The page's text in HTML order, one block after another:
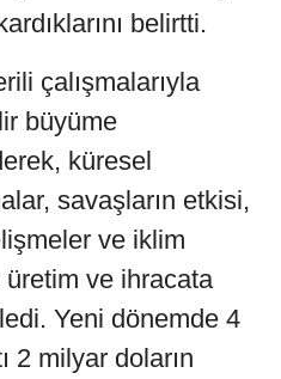
belirtti.
çalışmalarıyla
büyüme
küresel
savaşların etkisi,
ve iklim
ve ihracata
Yeni dönemde 4
2 milyar doların